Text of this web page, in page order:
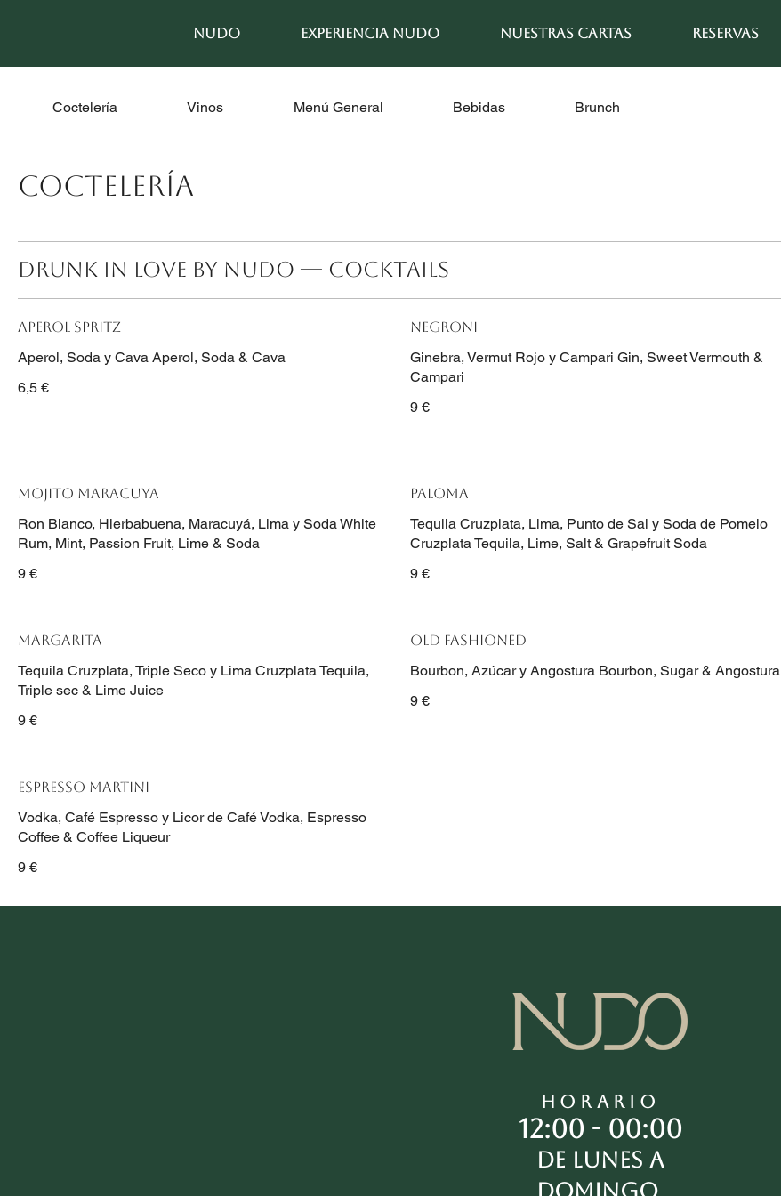
NUDO EXPERIENCIA NUDO NUESTRAS CARTAS RESERVAS
Coctelería Vinos Menú General Bebidas Brunch
Coctelería
DRUNK in LOVE by NUDO — Cocktails
APEROL SPRITZ
Aperol, Soda y Cava Aperol, Soda & Cava
6,5 €
NEGRONI
Ginebra, Vermut Rojo y Campari Gin, Sweet Vermouth &
Campari
9 €
MOJITO MARACUYA
Ron Blanco, Hierbabuena, Maracuyá, Lima y Soda White
Rum, Mint, Passion Fruit, Lime & Soda
9 €
PALOMA
Tequila Cruzplata, Lima, Punto de Sal y Soda de Pomelo
Cruzplata Tequila, Lime, Salt & Grapefruit Soda
9 €
MARGARITA
Tequila Cruzplata, Triple Seco y Lima Cruzplata Tequila,
Triple sec & Lime Juice
9 €
OLD FASHIONED
Bourbon, Azúcar y Angostura Bourbon, Sugar & Angostura
9 €
ESPRESSO MARTINI
Vodka, Café Espresso y Licor de Café Vodka, Espresso
Coffee & Coffee Liqueur
9 €
De lunes a
12:00 - 00:00
HORARIO